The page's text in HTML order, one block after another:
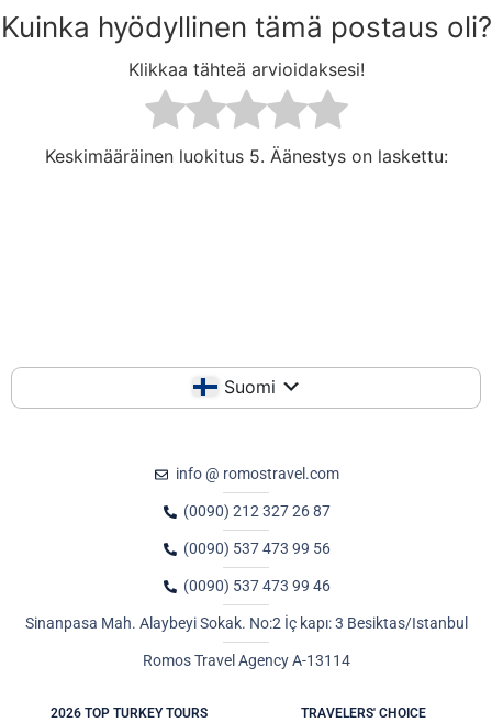
Kuinka hyödyllinen tämä postaus oli?
Klikkaa tähteä arvioidaksesi!
Keskimääräinen luokitus 5. Äänestys on laskettu:
Suomi
info @ romostravel.com
(0090) 212 327 26 87
(0090) 537 473 99 56
(0090) 537 473 99 46
Sinanpasa Mah. Alaybeyi Sokak. No:2 İç kapı: 3 Besiktas/Istanbul
Romos Travel Agency A-13114
2026 TOP TURKEY TOURS TRAVELERS' CHOICE